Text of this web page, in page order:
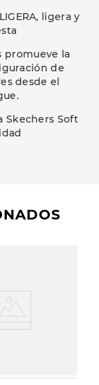
ligera y
promueve la
de
desde el
Skechers Soft